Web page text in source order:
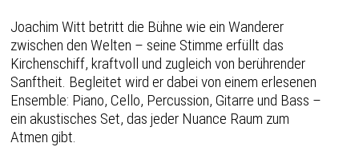
Joachim Witt betritt die Bühne wie ein Wanderer
zwischen den Welten – seine Stimme erfüllt das
Kirchenschiff, kraftvoll und zugleich von berührender
Sanftheit. Begleitet wird er dabei von einem erlesenen
Ensemble: Piano, Cello, Percussion, Gitarre und Bass –
ein akustisches Set, das jeder Nuance Raum zum
Atmen gibt.